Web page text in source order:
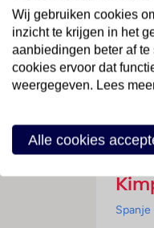
Spanje
Wij gebruiken cookies
inzicht te krijgen in het
aanbiedingen beter af
cookies ervoor dat
weergegeven. Lees
Alle cookies